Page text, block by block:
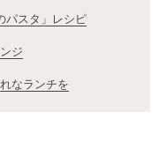
パスタ」レシピ
ジ
なランチを